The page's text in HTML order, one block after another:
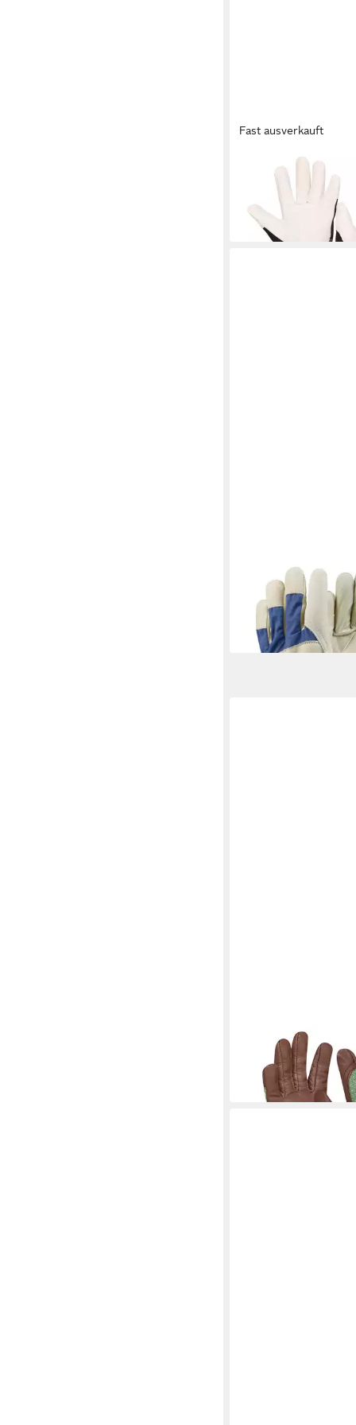
Fast ausverkauft
Arbeitshandschuhe
Freizeithandschuh
12,76 €
in 2-3 Werktagen bei dir
EJENDALS
Arbeitshandschuhe
13,26 €
in 2-3 Werktagen bei dir
Arbeitshandschuhe
13,54 €
in 2-3 Werktagen bei dir